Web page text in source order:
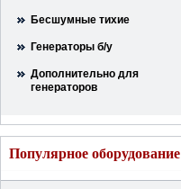
Бесшумные тихие
Генераторы б/у
Дополнительно для
генераторов
Популярное оборудование